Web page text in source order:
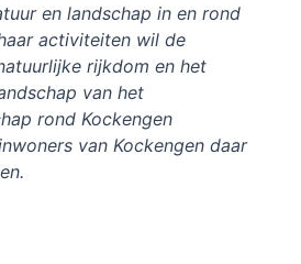
en landschap in en rond
activiteiten wil de
rijkdom en het
van het
rond Kockengen
van Kockengen daar